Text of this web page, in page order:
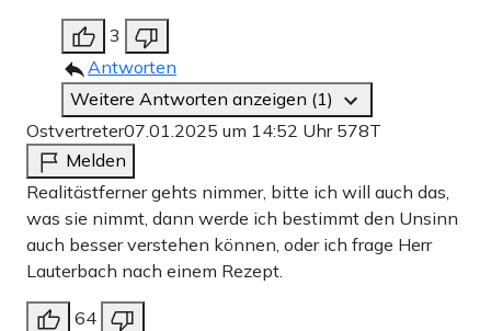
3
Antworten
Weitere Antworten anzeigen (1)
Ostvertreter07.01.2025 um 14:52 Uhr 578T
Melden
Realitästferner gehts nimmer, bitte ich will auch das,
was sie nimmt, dann werde ich bestimmt den Unsinn
auch besser verstehen können, oder ich frage Herr
Lauterbach nach einem Rezept.
64